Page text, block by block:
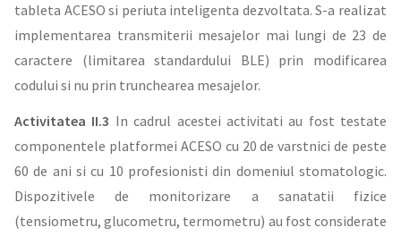
tableta ACESO si periuta inteligenta dezvoltata. S-a realizat
implementarea transmiterii mesajelor mai lungi de 23 de
caractere (limitarea standardului BLE) prin modificarea
codului si nu prin trunchearea mesajelor.
Activitatea II.3 In cadrul acestei activitati au fost testate
componentele platformei ACESO cu 20 de varstnici de peste
60 de ani si cu 10 profesionisti din domeniul stomatologic.
Dispozitivele de monitorizare a sanatatii fizice
(tensiometru, glucometru, termometru) au fost considerate